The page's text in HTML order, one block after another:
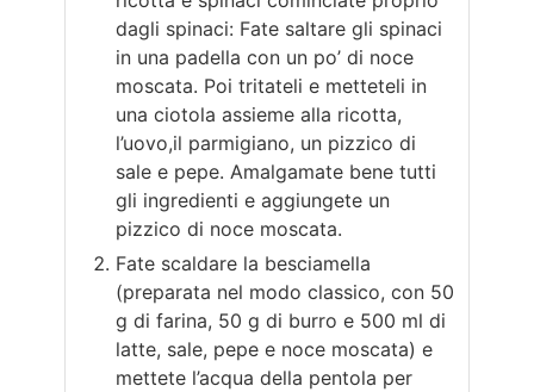
dagli spinaci: Fate saltare gli spinaci
in una padella con un po’ di noce
moscata. Poi tritateli e metteteli in
una ciotola assieme alla ricotta,
l’uovo,il parmigiano, un pizzico di
sale e pepe. Amalgamate bene tutti
gli ingredienti e aggiungete un
pizzico di noce moscata.
Fate scaldare la besciamella
(preparata nel modo classico, con 50
g di farina, 50 g di burro e 500 ml di
latte, sale, pepe e noce moscata) e
mettete l’acqua della pentola per